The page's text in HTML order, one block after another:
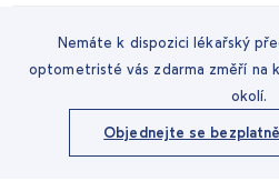
Nemáte k dispozici lékařský
optometristé vás zdarma změří na
okolí.
Objednejte se